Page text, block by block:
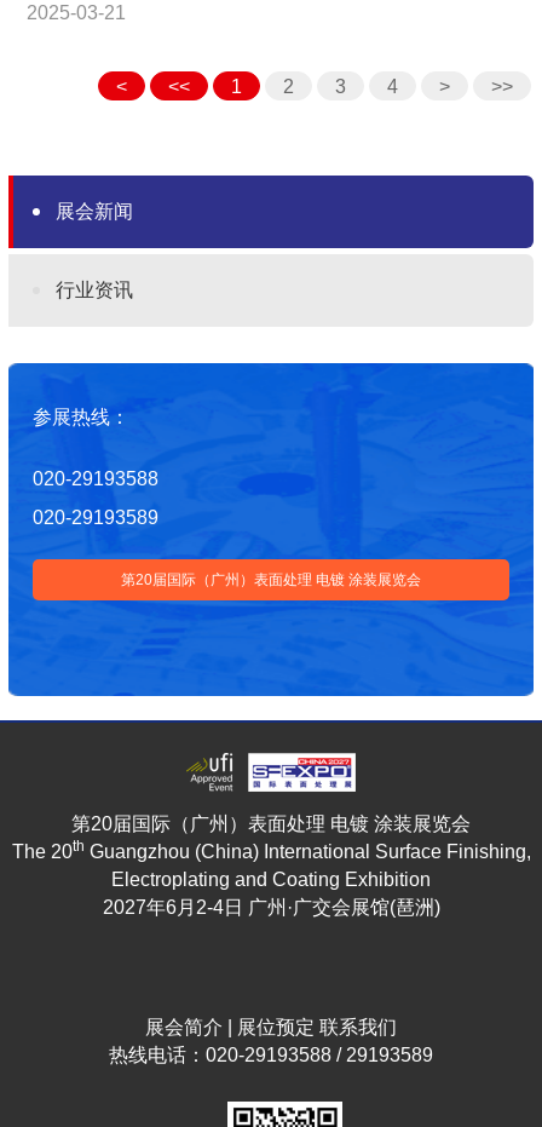
2025-03-21
< << 1 2 3 4 > >>
展会新闻
行业资讯
参展热线：
020-29193588
020-29193589
第20届国际（广州）表面处理 电镀 涂装展览会
第20届国际（广州）表面处理 电镀 涂装展览会
The 20th Guangzhou (China) International Surface Finishing,
Electroplating and Coating Exhibition
2027年6月2-4日 广州·广交会展馆(琶洲)
展会简介 展位预定 联系我们
热线电话：020-29193588 / 29193589